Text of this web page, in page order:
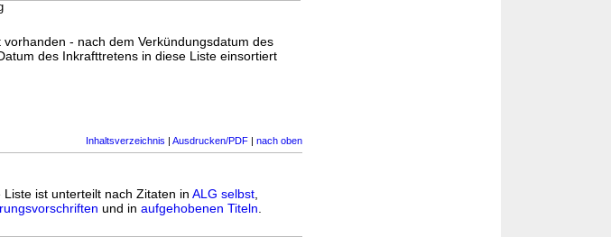
- nach dem Verkündungsdatum des
des Inkrafttretens in diese Liste einsortiert
Inhaltsverzeichnis | Ausdrucken/PDF | nach oben
ist unterteilt nach Zitaten in ALG selbst
und in aufgehobenen Titeln